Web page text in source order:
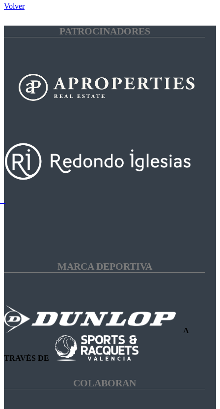
Volver
PATROCINADORES
MARCA DEPORTIVA
A
TRAVÉS DE
COLABORAN